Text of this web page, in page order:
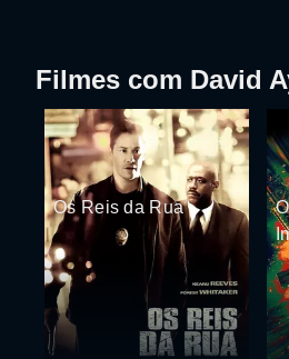
Filmes com David
Os Reis da Rua